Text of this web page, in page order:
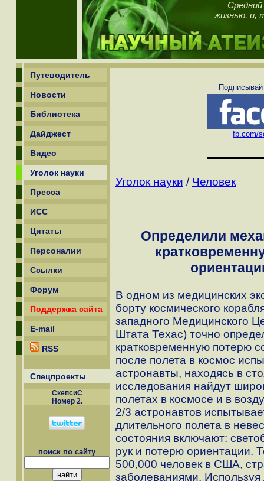
жизнью, и,
Путеводитель
Новости
Библиотека
Дайджест
Видео
Уголок науки
Пресса
ИСС
Цитаты
Персоналии
Ссылки
Форум
Поддержка сайта
E-mail
RSS
Спецпроекты
СкепсиС
Номер 2.
поиск по сайту
fb.com/
Уголок науки / Человек
Определили
В одном из медицинских
борту космического
западного Медицинского
Штата Техас) точно
кратковременную потерю
после полета в космос
астронавты, находясь в
исследования найдут
полетах в космосе и в
2/3 астронавтов
длительного полета в
состояния включают:
рук и потерю ориентации.
500,000 человек в США,
заболеваниями.